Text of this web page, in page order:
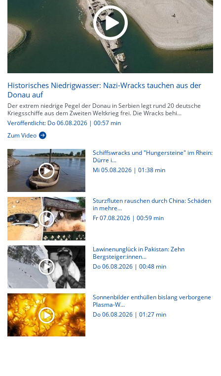
Historisches Niedrigwasser: Nazi-Wracks tauchen aus der
Donau auf
Der extrem niedrige Pegel der Donau in Serbien legt rund 20 deutsche
Kriegsschiffe aus dem Zweiten Weltkrieg frei. Die Wracks behi...
Veröffentlicht: Do 06.08.2026 | 00:57 min
Zum Video
Schiffswracks und "Hungersteine" im Rhein:
Dürre i...
Mi 05.08.2026 | 01:38 min
Sturzfluten rauschen durch China: Schäden
in mehre...
Fr 07.08.2026 | 00:59 min
Lawinenunglück in Pakistan: Zehn
Bergsteiger:innen...
Do 06.08.2026 | 00:48 min
Sonnenbilder enthüllen bislang verborgene
Plasma-W...
Do 06.08.2026 | 01:27 min